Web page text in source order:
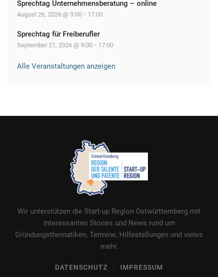
Sprechtag Unternehmensberatung – online
August 26, 2026 @ 9:00 - 17:00
Sprechtag für Freiberufler
September 21, 2026 @ 9:00 - 17:00
Alle Veranstaltungen anzeigen
Wir unterstützen die Start-up Region Ostwürttemberg mit
interessanten Stories und News rund um
Gründungsthematiken, Termine, Hilfestellungen und vieles
mehr.
DATENSCHUTZ IMPRESSUM